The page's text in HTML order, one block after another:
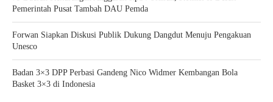
Pemerintah Pusat Tambah DAU Pemda
Forwan Siapkan Diskusi Publik Dukung Dangdut Menuju Pengakuan
Unesco
Badan 3×3 DPP Perbasi Gandeng Nico Widmer Kembangan Bola
Basket 3×3 di Indonesia